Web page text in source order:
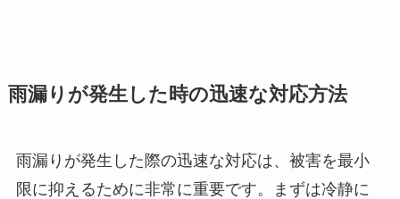
雨漏りが発生した時の迅速な対応方法
雨漏りが発生した際の迅速な対応は、被害を最小
限に抑えるために非常に重要です。まずは冷静に